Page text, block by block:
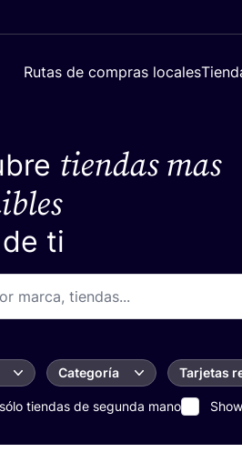
Rutas de compras locales
tiendas mas
ti
Categoría Tarjetas
tiendas de segunda mano